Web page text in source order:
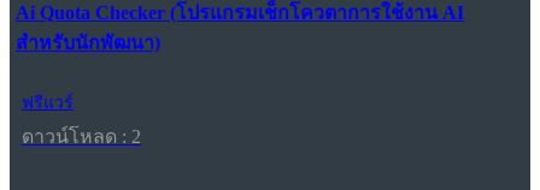
Ai Quota Checker (โปรแกรมเช็กโควตาการใช้งาน AI
สำหรับนักพัฒนา)
ฟรีแวร์
ดาวน์โหลด : 2